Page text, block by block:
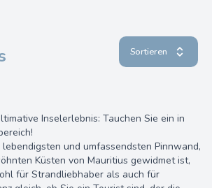
Sortieren
Inselerlebnis: Tauchen Sie ein in
und umfassendsten Pinnwand,
Küsten von Mauritius gewidmet ist,
für Strandliebhaber als auch für